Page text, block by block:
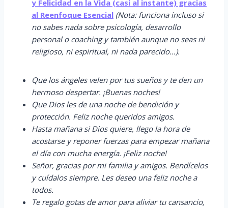
y Felicidad en la Vida (casi al instante) gracias
al Reenfoque Esencial (Nota: funciona incluso si
no sabes nada sobre psicología, desarrollo
personal o coaching y también aunque no seas ni
religioso, ni espiritual, ni nada parecido…).
Que los ángeles velen por tus sueños y te den un
hermoso despertar. ¡Buenas noches!
Que Dios les de una noche de bendición y
protección. Feliz noche queridos amigos.
Hasta mañana si Dios quiere, llego la hora de
acostarse y reponer fuerzas para empezar mañana
el día con mucha energía. ¡Feliz noche!
Señor, gracias por mi familia y amigos. Bendícelos
y cuídalos siempre. Les deseo una feliz noche a
todos.
Te regalo gotas de amor para aliviar tu cansancio,